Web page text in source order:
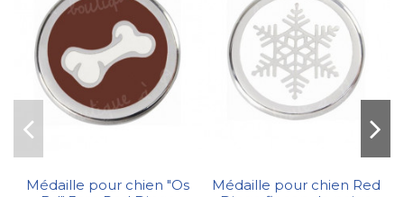
Médaille pour chien "Os
Médaille pour chien Red